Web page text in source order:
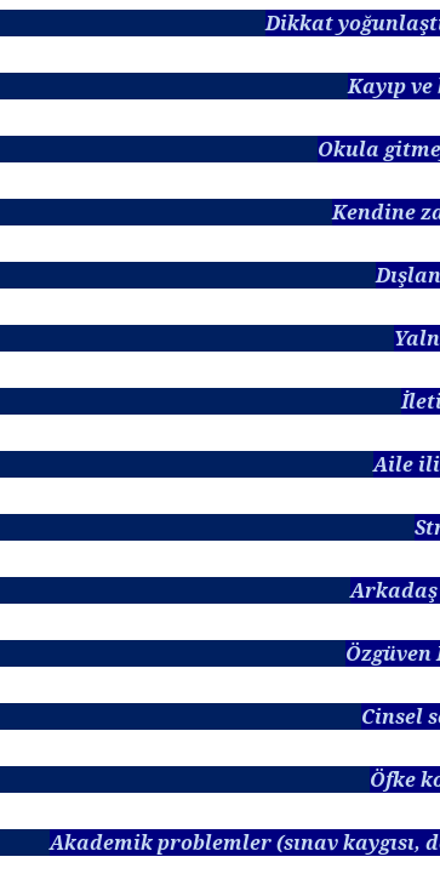
Dikkat
Kayıp
Okula
Kendine
Aile
Cinsel
Öfke
Akademik problemler (sınav kaygısı,